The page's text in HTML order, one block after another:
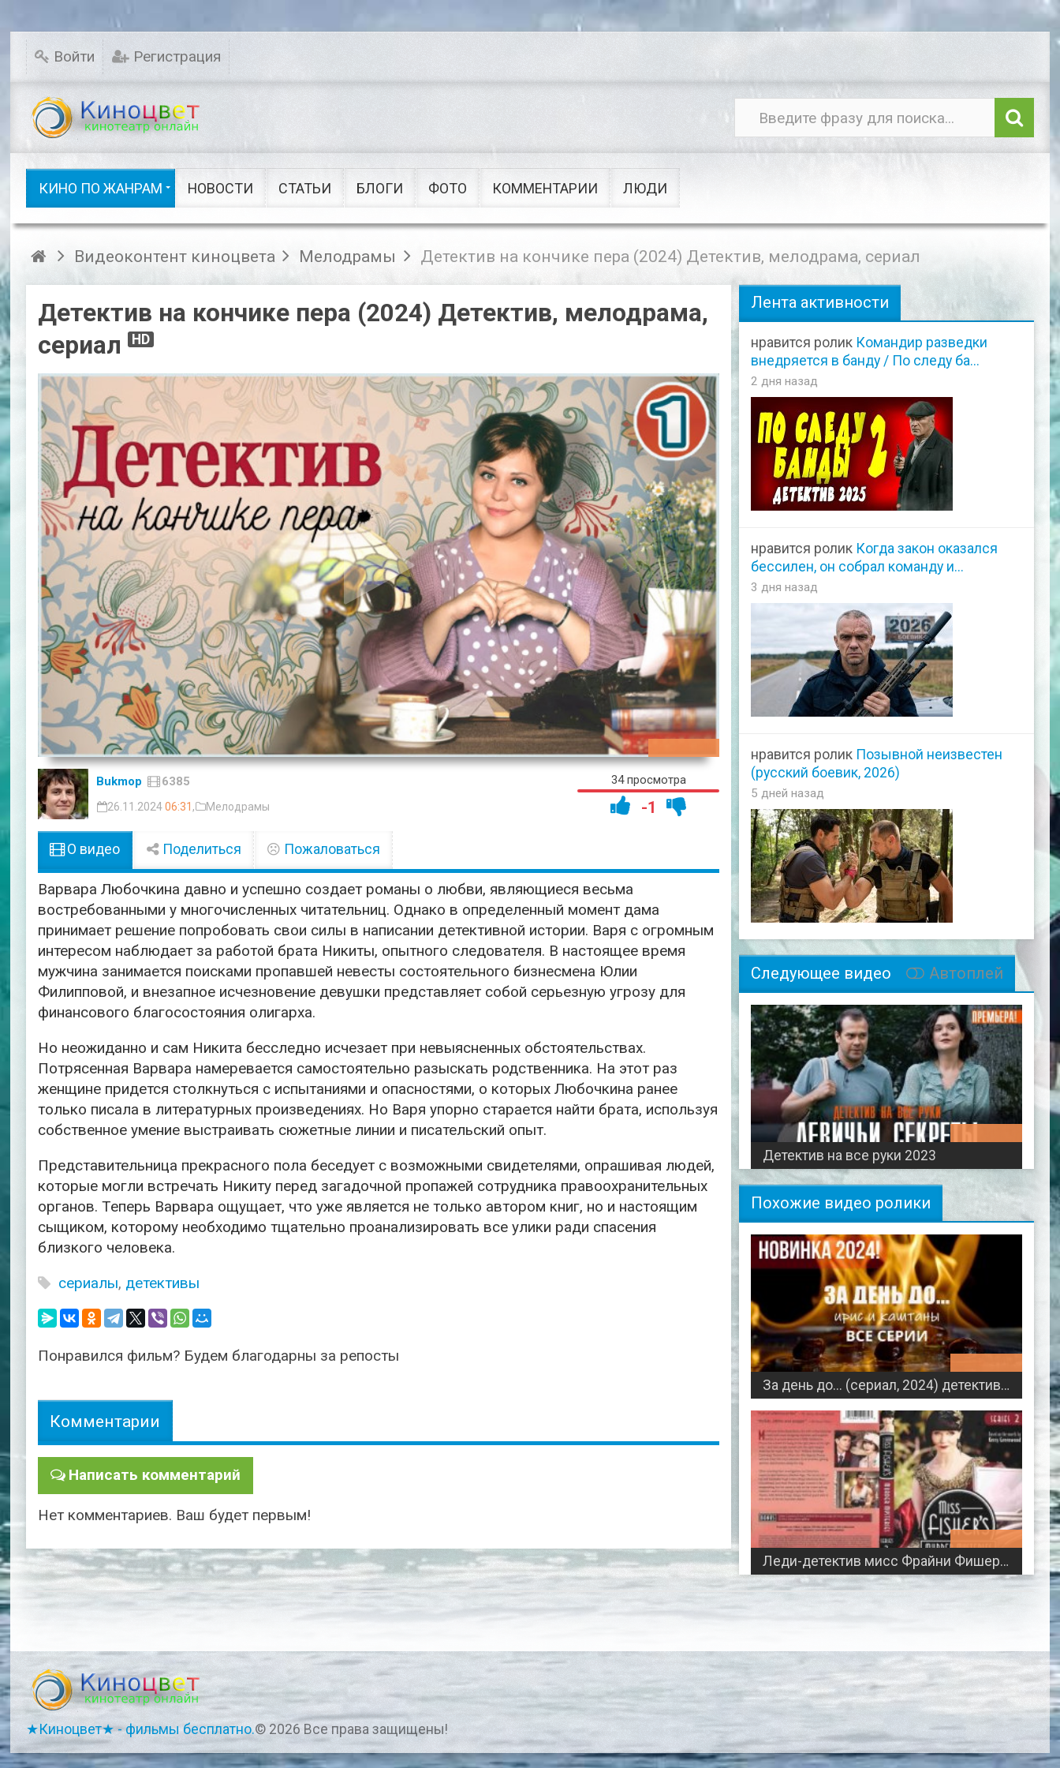
Войти Регистрация
Кино по жанрам
КИНО ПО ЖАНРАМ
Комедии Исторические
Детективы Семейные Приключения
Русское кино
Ужасы Фэнтези Мультфильмы
Сказки Шоу видео Клипы
Поп
НОВОСТИ СТАТЬИ БЛОГИ ФОТО КОММЕНТАРИИ ЛЮДИ
Видеоконтент киноцвета Мелодрамы Детектив на кончике пера (2024) Детектив, мелодрама, сериал
Детектив на кончике пера (2024) Детектив, мелодрама,
сериал HD
34 просмотра
-1
Bukmop 6385
26.11.2024 06:31 , Мелодрамы
О видео Поделиться Пожаловаться
Варвара Любочкина давно и успешно создает романы о любви, являющиеся весьма
востребованными у многочисленных читательниц. Однако в определенный момент дама
принимает решение попробовать свои силы в написании детективной истории. Варя с огромным
интересом наблюдает за работой брата Никиты, опытного следователя. В настоящее время
мужчина занимается поисками пропавшей невесты состоятельного бизнесмена Юлии
Филипповой, и внезапное исчезновение девушки представляет собой серьезную угрозу для
финансового благосостояния олигарха.
Но неожиданно и сам Никита бесследно исчезает при невыясненных обстоятельствах.
Потрясенная Варвара намеревается самостоятельно разыскать родственника. На этот раз
женщине придется столкнуться с испытаниями и опасностями, о которых Любочкина ранее
только писала в литературных произведениях. Но Варя упорно старается найти брата, используя
собственное умение выстраивать сюжетные линии и писательский опыт.
Представительница прекрасного пола беседует с возможными свидетелями, опрашивая людей,
которые могли встречать Никиту перед загадочной пропажей сотрудника правоохранительных
органов. Теперь Варвара ощущает, что уже является не только автором книг, но и настоящим
сыщиком, которому необходимо тщательно проанализировать все улики ради спасения
близкого человека.
сериалы, детективы
Понравился фильм? Будем благодарны за репосты
Комментарии
Написать комментарий
Нет комментариев. Ваш будет первым!
Лента активности
нравится ролик Командир разведки
внедряется в банду / По следу ба...
2 дня назад
нравится ролик Когда закон оказался
бессилен, он собрал команду и...
3 дня назад
нравится ролик Позывной неизвестен
(русский боевик, 2026)
5 дней назад
Следующее видео Автоплей
Детектив на все руки 2023
Похожие видео ролики
За день до... (сериал, 2024) детективная мелодрама
Леди-детектив мисс Фрайни Фишер сериал
★Киноцвет★ - фильмы бесплатно.© 2026 Все права защищены!